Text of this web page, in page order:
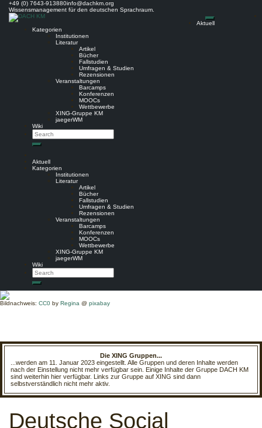
Skip
content
+49 (0) 7643-913880info@dachkm.org
Wissensmanagement für den deutschen Sprachraum.
Aktuell
Kategorien
Institutionen
Literatur
Artikel
Bücher
Fallstudien
Umfragen & Studien
Rezensionen
Veranstaltungen
Barcamps
Konferenzen
MOOCs
Wettbewerbe
XING-Gruppe KM
jaegerWM
Wiki
Search
Search
Aktuell
Kategorien
Institutionen
Literatur
Artikel
Bücher
Fallstudien
Umfragen & Studien
Rezensionen
Veranstaltungen
Barcamps
Konferenzen
MOOCs
Wettbewerbe
XING-Gruppe KM
jaegerWM
Wiki
Search
Search
Bildnachweis: CC0 by Regina @ pixabay
Die XING Gruppen...
...werden am 11. Januar 2023 eingestellt. Alle Gruppen und deren Inhalte werden
nach der Einstellung nicht mehr verfügbar sein. Einige Inhalte der Gruppe DACH KM
sind weiterhin hier verfügbar. Links zur Gruppe auf XING sind dann
selbstverständlich nicht mehr aktiv.
Deutsche Social